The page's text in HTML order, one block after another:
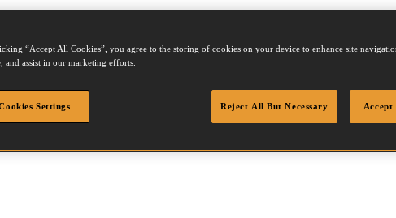
“Accept All Cookies”, you agree to the storing of cookies on your device to enhance site
and assist in our marketing efforts.
Settings Reject All But Necessary Accept